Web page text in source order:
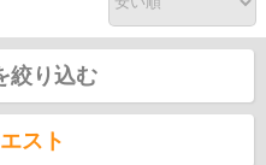
絞り込む
スト